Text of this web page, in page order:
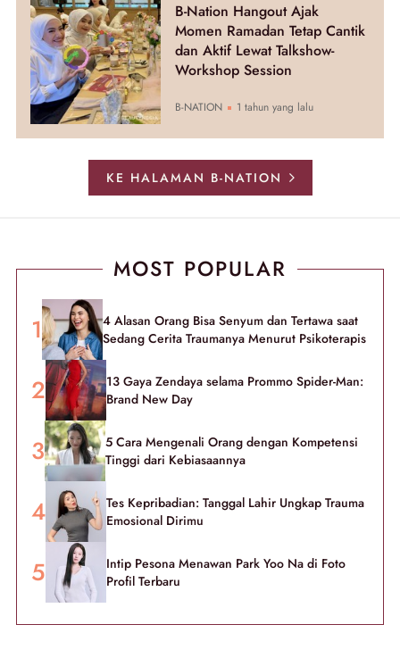
B-Nation Hangout Ajak
Momen Ramadan Tetap Cantik
dan Aktif Lewat Talkshow-
Workshop Session
B-NATION 1 tahun yang lalu
KE HALAMAN B-NATION
MOST POPULAR
4 Alasan Orang Bisa Senyum dan Tertawa saat
Sedang Cerita Traumanya Menurut Psikoterapis
13 Gaya Zendaya selama Prommo Spider-Man:
Brand New Day
5 Cara Mengenali Orang dengan Kompetensi
Tinggi dari Kebiasaannya
Tes Kepribadian: Tanggal Lahir Ungkap Trauma
Emosional Dirimu
Intip Pesona Menawan Park Yoo Na di Foto
Profil Terbaru